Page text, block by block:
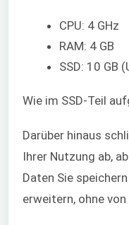
CPU: 4 GHz
RAM: 4 GB
SSD: 10 GB
Wie im SSD-Teil
Darüber hinaus
Ihrer Nutzung ab,
Daten Sie
erweitern, ohne